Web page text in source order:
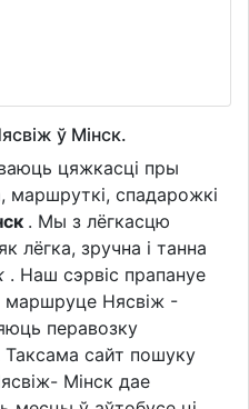
ў Мінск.
цяжкасці пры
маршруткі, спадарожкі
. Мы з лёгкасцю
лёгка, зручна і танна
. Наш сэрвіс прапануе
маршруце Нясвіж -
перавозку
сайт пошуку
Мінск дае